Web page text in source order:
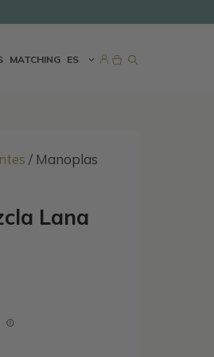
MATCHING ES
/ Manoplas
Lana